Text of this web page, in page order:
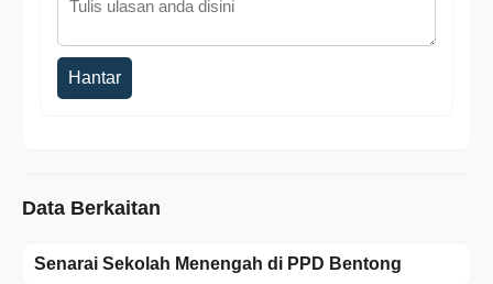
Hantar
Data Berkaitan
Senarai Sekolah Menengah di PPD Bentong